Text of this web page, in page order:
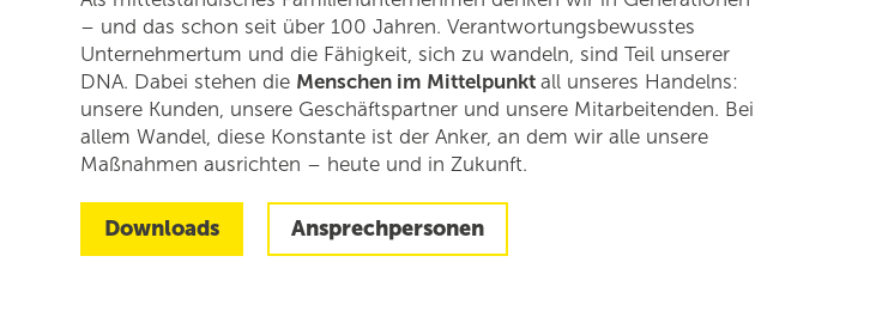
– und das schon seit über 100 Jahren. Verantwortungs­bewusstes
Unternehmertum und die Fähigkeit, sich zu wandeln, sind Teil unserer
DNA. Dabei stehen die Menschen im Mittelpunkt all unseres Handelns:
unsere Kunden, unsere Geschäftspartner und unsere Mitarbeitenden. Bei
allem Wandel, diese Konstante ist der Anker, an dem wir alle unsere
Maßnahmen ausrichten – heute und in Zukunft.
Downloads Ansprechpersonen